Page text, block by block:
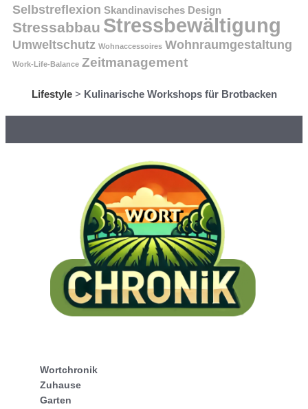
Selbstreflexion Skandinavisches Design
Stressabbau Stressbewältigung
Umweltschutz Wohnaccessoires Wohnraumgestaltung
Work-Life-Balance Zeitmanagement
Lifestyle> Kulinarische Workshops für Brotbacken
Wortchronik
Zuhause
Garten